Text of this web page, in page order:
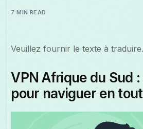
7 MIN READ
Veuillez fournir le texte à traduire.
VPN Afrique du Sud
pour naviguer en